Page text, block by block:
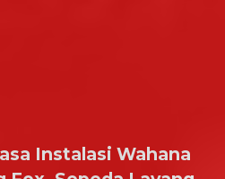
Instalasi Wahana